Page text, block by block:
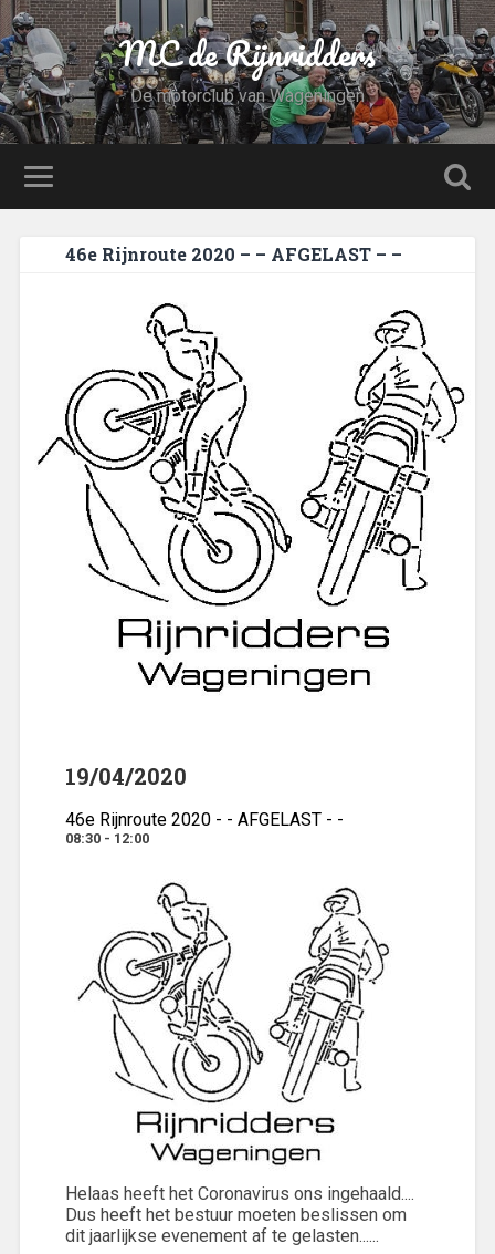
MC de Rijnridders
De motorclub van Wageningen
46e Rijnroute 2020 – – AFGELAST – –
19/04/2020
46e Rijnroute 2020 - - AFGELAST - -
08:30 - 12:00
Helaas heeft het Coronavirus ons ingehaald....
Dus heeft het bestuur moeten beslissen om
dit jaarlijkse evenement af te gelasten......